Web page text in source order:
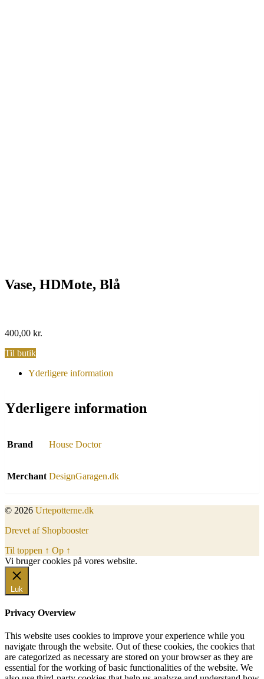
Vase, HDMote, Blå
400,00 kr.
Til butik
Yderligere information
Yderligere information
Brand House Doctor
Merchant DesignGaragen.dk
© 2026 Urtepotterne.dk
Drevet af Shopbooster
Til toppen ↑ Op ↑
Vi bruger cookies på vores website.
Luk
Privacy Overview
This website uses cookies to improve your experience while you
navigate through the website. Out of these cookies, the cookies that
are categorized as necessary are stored on your browser as they are
essential for the working of basic functionalities of the website. We